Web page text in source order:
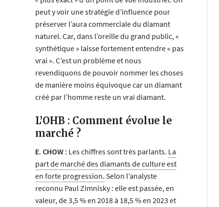
peut y voir une stratégie d’influence pour
préserver l’aura commerciale du diamant
naturel. Car, dans l’oreille du grand public, «
synthétique » laisse fortement entendre « pas
vrai ». C’est un problème et nous
revendiquons de pouvoir nommer les choses
de manière moins équivoque car un diamant
créé par l’homme reste un vrai diamant.
L’OHB : Comment évolue le
marché ?
E. CHOW : Les chiffres sont très parlants. La
part de marché des diamants de culture est
en forte progression. Selon l’analyste
reconnu Paul Zimnisky : elle est passée, en
valeur, de 3,5 % en 2018 à 18,5 % en 2023 et